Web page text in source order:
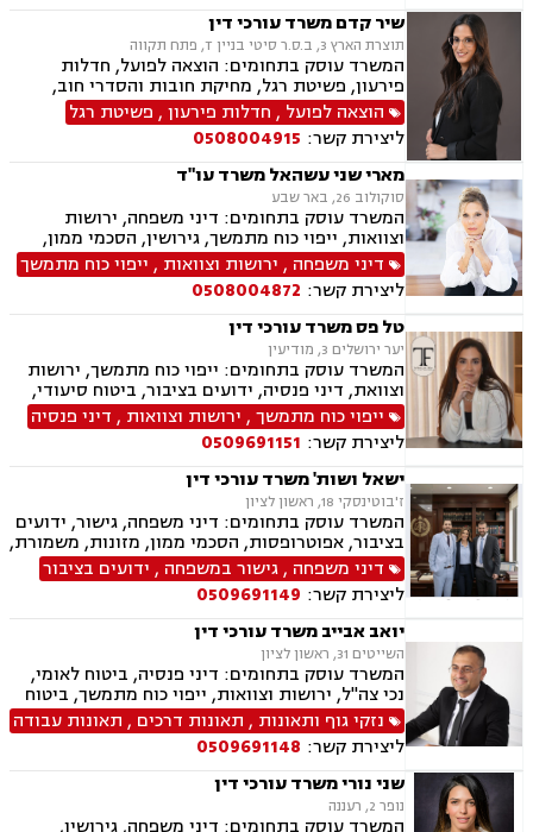
שיר קדם משרד עורכי דין
תוצרת הארץ 3, ב.ס.ר סיטי בניין T, פתח תקווה
המשרד עוסק בתחומים: הוצאה לפועל, חדלות
פירעון, פשיטת רגל, מחיקת חובות והסדרי חוב,
ירושות וצוואות, ייפוי כוח מתמשך
הוצאה לפועל , חדלות פירעון, פשיטת רגל
ליצירת קשר: 0508004915
מארי שני עשהאל משרד עו"ד
סוקולוב 26, באר שבע
המשרד עוסק בתחומים: דיני משפחה, ירושות
וצוואות, ייפוי כוח מתמשך, גירושין, הסכמי ממון,
נישואים אזרחיים, מעמד אישי, אפוטרופסות, מזונות,
התנגדויות לצוואות, הסכמים, בוררות
דיני משפחה , ירושות וצוואות , ייפוי כוח מתמשך
ליצירת קשר: 0508004872
טל פס משרד עורכי דין
יער ירושלים 3, מודיעין
המשרד עוסק בתחומים: ייפוי כוח מתמשך, ירושות
וצוואת, דיני פנסיה, ידועים בציבור, ביטוח סיעודי,
תביעות ביטוח ונזקי רכוש
ייפוי כוח מתמשך, ירושות וצוואות , דיני פנסיה
ליצירת קשר: 0509691151
ישאל ושות' משרד עורכי דין
ז'בוטינסקי 18, ראשון לציון
המשרד עוסק בתחומים: דיני משפחה, גישור, ידועים
בציבור, אפוטרופסות, הסכמי ממון, מזונות, משמורת,
גירושין, טוען רבני, חלוקת רכוש, מעמד אישי, זמני
שהות, אומנה, ניכור הורי, מקרקעין ונדל"ן, ליקויי
בניה, עסקאות מכר דירה, דיני חברות, מסחרי אזרחי,
צווי מניעה, הוצאה לפועל ירושות וצוואות, גישור
עסקי, סכסוכי שכנים
דיני משפחה ,גישור במשפחה , ידועים בציבור
ליצירת קשר: 0509691149
יואב אבייב משרד עורכי דין
השייטים 31, ראשון לציון
המשרד עוסק בתחומים: דיני פנסיה, ביטוח לאומי,
נכי צה"ל, ירושות וצוואות, ייפוי כוח מתמשך, ביטוח
סיעודי, תביעות ביטוח ונזקי רכוש, נזקי גוף ותאונות,
תאונות דרכים, תאונות עבודה, בריאות הנפש, אובדן
כושר עבודה, תאונות תלמידים, רשלנות רפואית.
נזקי גוף ותאונות , תאונות דרכים , תאונות עבודה
ליצירת קשר: 0509691148
שני נורי משרד עורכי דין
נופר 2, רעננה
המשרד עוסק בתחומים: דיני משפחה, גירושין,